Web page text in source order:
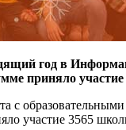
год в
приняло участие
участие 3565